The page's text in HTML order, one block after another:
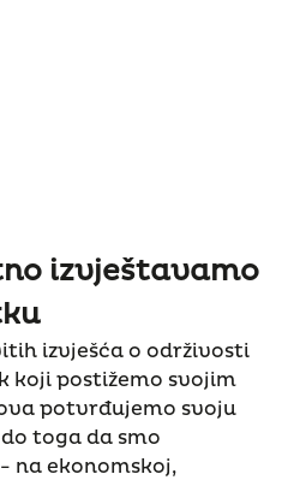
izvještavamo
izvješća o održivosti
koji postižemo svojim
potvrđujemo svoju
toga da smo
na ekonomskoj,